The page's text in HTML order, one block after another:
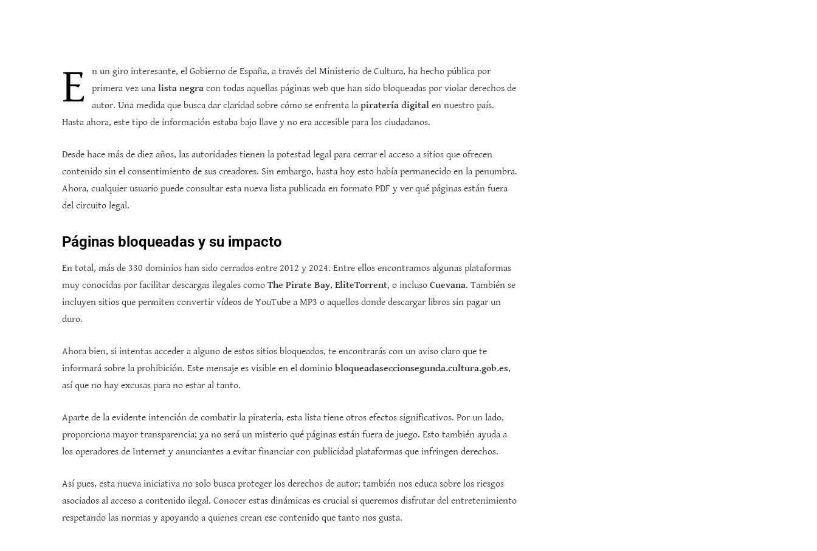
E
n un giro interesante, el Gobierno de España, a través del Ministerio de Cultura, ha hecho pública por
primera vez una lista negra con todas aquellas páginas web que han sido bloqueadas por violar derechos de
autor. Una medida que busca dar claridad sobre cómo se enfrenta la piratería digital en nuestro país.
Hasta ahora, este tipo de información estaba bajo llave y no era accesible para los ciudadanos.
Desde hace más de diez años, las autoridades tienen la potestad legal para cerrar el acceso a sitios que ofrecen
contenido sin el consentimiento de sus creadores. Sin embargo, hasta hoy esto había permanecido en la penumbra.
Ahora, cualquier usuario puede consultar esta nueva lista publicada en formato PDF y ver qué páginas están fuera
del circuito legal.
Páginas bloqueadas y su impacto
En total, más de 330 dominios han sido cerrados entre 2012 y 2024. Entre ellos encontramos algunas plataformas
muy conocidas por facilitar descargas ilegales como The Pirate Bay, EliteTorrent, o incluso Cuevana. También se
incluyen sitios que permiten convertir vídeos de YouTube a MP3 o aquellos donde descargar libros sin pagar un
duro.
Ahora bien, si intentas acceder a alguno de estos sitios bloqueados, te encontrarás con un aviso claro que te
informará sobre la prohibición. Este mensaje es visible en el dominio bloqueadaseccionsegunda.cultura.gob.es,
así que no hay excusas para no estar al tanto.
Aparte de la evidente intención de combatir la piratería, esta lista tiene otros efectos significativos. Por un lado,
proporciona mayor transparencia; ya no será un misterio qué páginas están fuera de juego. Esto también ayuda a
los operadores de Internet y anunciantes a evitar financiar con publicidad plataformas que infringen derechos.
Así pues, esta nueva iniciativa no solo busca proteger los derechos de autor; también nos educa sobre los riesgos
asociados al acceso a contenido ilegal. Conocer estas dinámicas es crucial si queremos disfrutar del entretenimiento
respetando las normas y apoyando a quienes crean ese contenido que tanto nos gusta.